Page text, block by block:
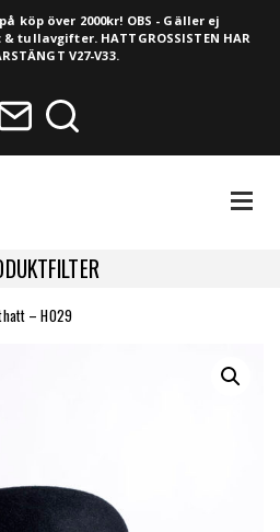
köp över 2000kr! OBS - Gäller ej
tullavgifter. HATTGROSSISTEN HAR
V27-V33.
SORTIMENTET
LIMITERADE
– H029